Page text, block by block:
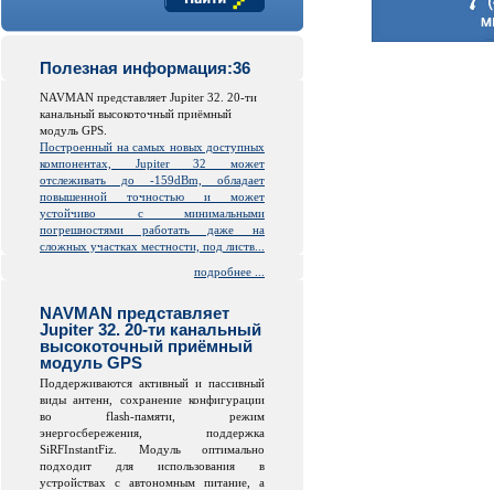
Полезная информация:36
NAVMAN представляет Jupiter 32. 20-ти
канальный высокоточный приёмный
модуль GPS.
Построенный на самых новых доступных
компонентах, Jupiter 32 может
отслеживать до -159dBm, обладает
повышенной точностью и может
устойчиво с минимальными
погрешностями работать даже на
сложных участках местности, под листв...
подробнее ...
NAVMAN представляет
Jupiter 32. 20-ти канальный
высокоточный приёмный
модуль GPS
Поддерживаются активный и пассивный
виды антенн, сохранение конфигурации
во flash-памяти, режим
энергосбережения, поддержка
SiRFInstantFiz. Модуль оптимально
подходит для использования в
устройствах с автономным питание, а